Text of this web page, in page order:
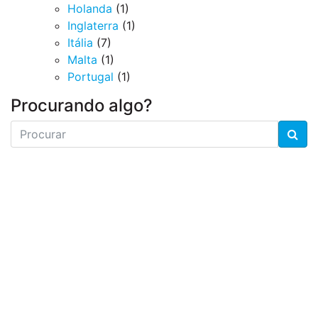
Holanda (1)
Inglaterra (1)
Itália (7)
Malta (1)
Portugal (1)
Procurando algo?